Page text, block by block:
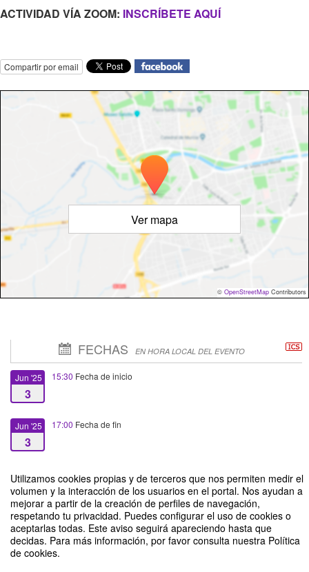
Utilizamos cookies propias y de terceros que nos permiten medir el
volumen y la interacción de los usuarios en el portal. Nos ayudan a
mejorar a partir de la creación de perfiles de navegación,
respetando tu privacidad. Puedes configurar el uso de cookies o
aceptarlas todas. Este aviso seguirá apareciendo hasta que
decidas. Para más información, por favor consulta nuestra Política
de cookies.
ACTIVIDAD VÍA ZOOM: INSCRÍBETE AQUÍ
Compartir por email
Ver mapa
© OpenStreetMap Contributors
FECHAS EN HORA LOCAL DEL EVENTO
Jun '25
3
15:30 Fecha de inicio
Jun '25
3
17:00 Fecha de fin
Ciclo de Charlas de Propiedad Industrial - "Presentación de una Solicitud de
Patentes"
Organizado por INAPI - Dirección de Innovación y Transferencia -